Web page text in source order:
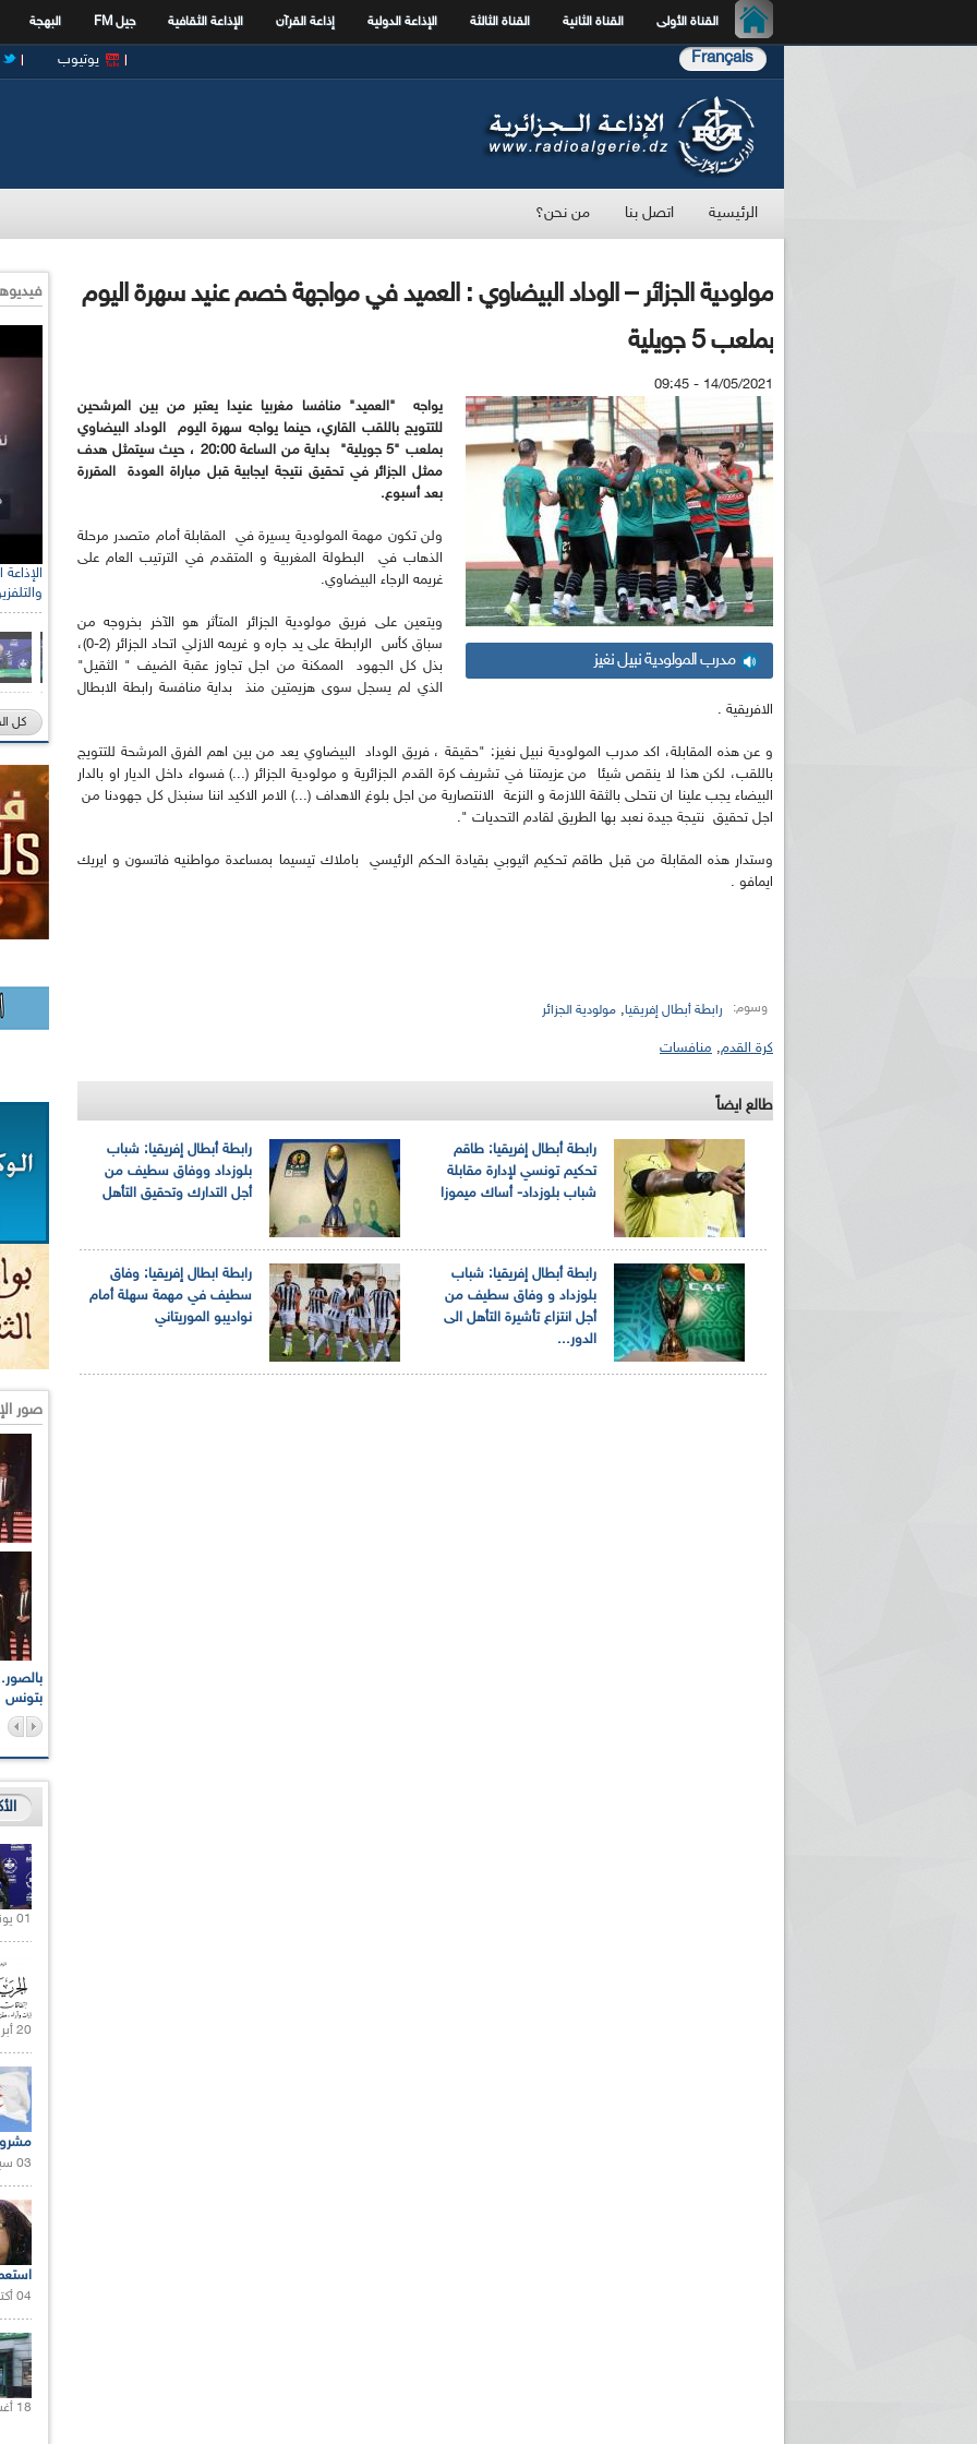
القناة الأولى القناة الثانية القناة الثالثة الإذاعة الدولية إذاعة القرآن الإذاعة الثقافية جيل FM البهجة
Français يوتيوب
الرئيسية اتصل بنا من نحن؟
مولودية الجزائر – الوداد البيضاوي : العميد في مواجهة خصم عنيد سهرة اليوم
بملعب 5 جويلية
14/05/2021 - 09:45
مدرب المولودية نبيل نغيز
يواجه "العميد" منافسا مغربيا عنيدا يعتبر من بين المرشحين
للتتويج باللقب القاري، حينما يواجه سهرة اليوم الوداد البيضاوي
بملعب "5 جويلية" بداية من الساعة 20:00 ، حيث سيتمثل هدف
ممثل الجزائر في تحقيق نتيجة ايجابية قبل مباراة العودة المقررة
بعد أسبوع.
ولن تكون مهمة المولودية يسيرة في المقابلة أمام متصدر مرحلة
الذهاب في البطولة المغربية و المتقدم في الترتيب العام على
غريمه الرجاء البيضاوي.
ويتعين على فريق مولودية الجزائر المتأثر هو الآخر بخروجه من
سباق كأس الرابطة على يد جاره و غريمه الازلي اتحاد الجزائر (2-0)،
بذل كل الجهود الممكنة من اجل تجاوز عقبة الضيف " الثقيل"
الذي لم يسجل سوى هزيمتين منذ بداية منافسة رابطة الابطال
الافريقية .
و عن هذه المقابلة، اكد مدرب المولودية نبيل نغيز: "حقيقة ، فريق الوداد البيضاوي يعد من بين اهم الفرق المرشحة للتتويج
باللقب، لكن هذا لا ينقص شيئا من عزيمتنا في تشريف كرة القدم الجزائرية و مولودية الجزائر (...) فسواء داخل الديار او بالدار
البيضاء يجب علينا ان نتحلى بالثقة اللازمة و النزعة الانتصارية من اجل بلوغ الاهداف (...) الامر الاكيد اننا سنبذل كل جهودنا من
اجل تحقيق نتيجة جيدة نعبد بها الطريق لقادم التحديات ".
وستدار هذه المقابلة من قبل طاقم تحكيم اثيوبي بقيادة الحكم الرئيسي باملاك تيسيما بمساعدة مواطنيه فاتسون و ايريك
ايمافو .
وسوم: رابطة أبطال إفريقيا, مولودية الجزائر
كرة القدم, منافسات
طالع ايضاً
رابطة أبطال إفريقيا: شباب
بلوزداد ووفاق سطيف من
أجل التدارك وتحقيق التأهل
رابطة أبطال إفريقيا: طاقم
تحكيم تونسي لإدارة مقابلة
شباب بلوزداد- أساك ميموزا
رابطة ابطال إفريقيا: وفاق
سطيف في مهمة سهلة أمام
نواديبو الموريتاني
رابطة أبطال إفريقيا: شباب
بلوزداد و وفاق سطيف من
أجل انتزاع تأشيرة التأهل الى
الدور...
كل
صور
بتونس
01 يونيو 2021 |
20 أبريل 2021 |
03 سبتمبر 2020 |
04 أكتوبر 2020 |
18 أغسطس 2020 |